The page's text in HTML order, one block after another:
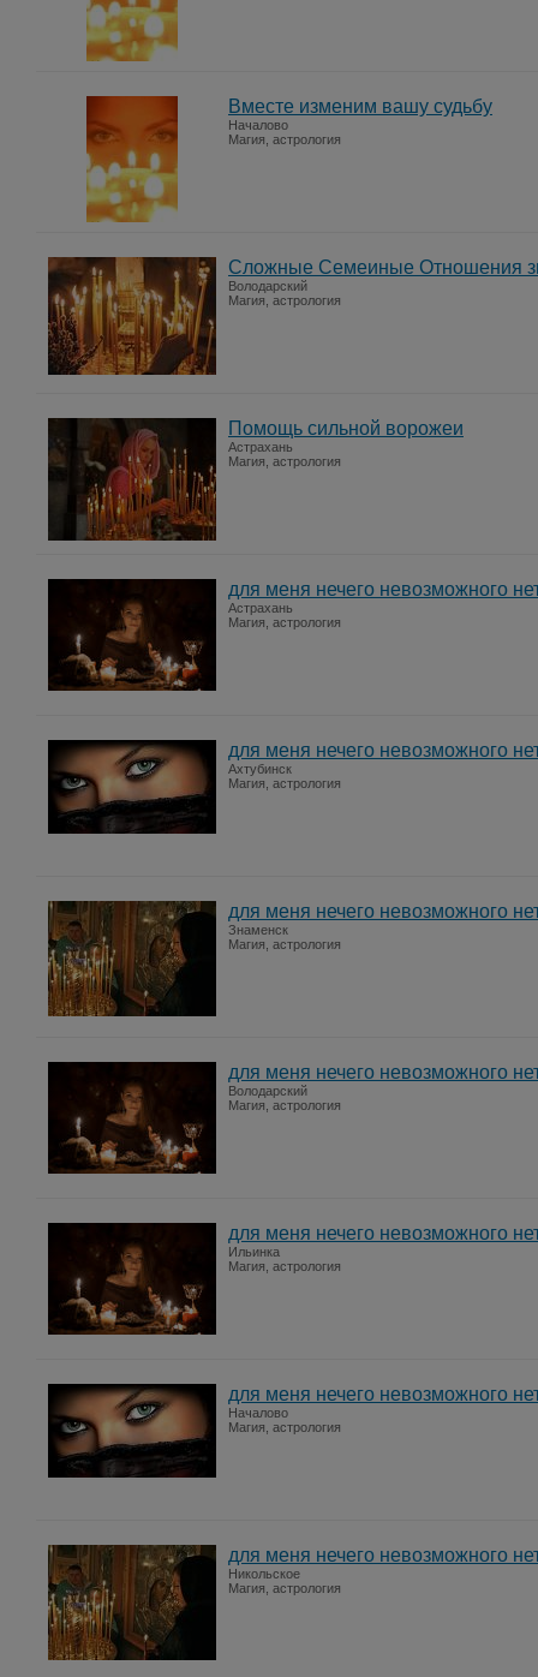
Вместе изменим вашу судьбу
Началово
Магия, астрология
Сложные Семеиные Отношения
Володарский
Магия, астрология
Помощь сильной ворожеи
Астрахань
Магия, астрология
для меня нечего невозможного
Астрахань
Магия, астрология
для меня нечего невозможного
Ахтубинск
Магия, астрология
для меня нечего невозможного
Знаменск
Магия, астрология
для меня нечего невозможного
Володарский
Магия, астрология
для меня нечего невозможного
Ильинка
Магия, астрология
для меня нечего невозможного
Началово
Магия, астрология
для меня нечего невозможного
Никольское
Магия, астрология